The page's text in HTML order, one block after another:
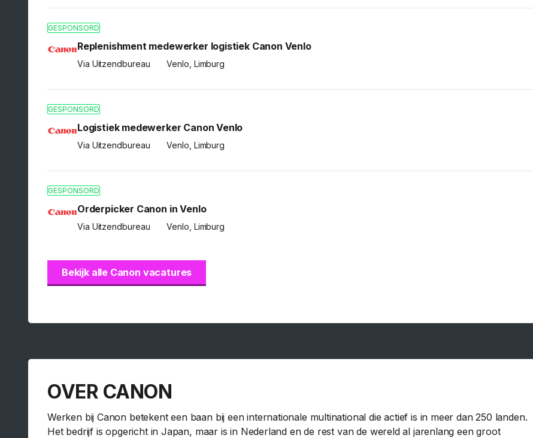
GESPONSORD
Replenishment medewerker logistiek Canon Venlo
Via Uitzendbureau Venlo, Limburg
GESPONSORD
Logistiek medewerker Canon Venlo
Via Uitzendbureau Venlo, Limburg
GESPONSORD
Orderpicker Canon in Venlo
Via Uitzendbureau Venlo, Limburg
Bekijk alle Canon vacatures
OVER CANON
Werken bij Canon betekent een baan bij een internationale multinational die actief is in meer dan 250 landen.
Het bedrijf is opgericht in Japan, maar is in Nederland en de rest van de wereld al jarenlang een groot